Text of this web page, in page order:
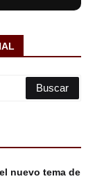
nuevo tema de